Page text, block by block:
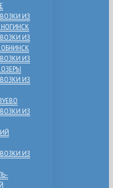
ИЗ
ИЗ
ИЗ
ИЗ
ИЗ
ИЗ